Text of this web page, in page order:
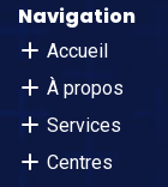
Navigation
Accueil
À propos
Services
Centres